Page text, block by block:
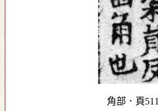
角部．頁511